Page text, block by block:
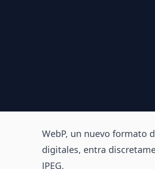
WebP, un nuevo formato
digitales, entra
JPEG.